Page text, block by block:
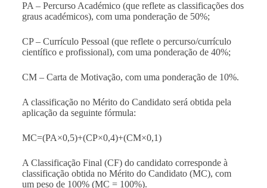
PA – Percurso Académico (que reflete as classificações dos
graus académicos), com uma ponderação de 50%;
CP – Currículo Pessoal (que reflete o percurso/currículo
científico e profissional), com uma ponderação de 40%;
CM – Carta de Motivação, com uma ponderação de 10%.
A classificação no Mérito do Candidato será obtida pela
aplicação da seguinte fórmula:
MC=(PA×0,5)+(CP×0,4)+(CM×0,1)
A Classificação Final (CF) do candidato corresponde à
classificação obtida no Mérito do Candidato (MC), com
um peso de 100% (MC = 100%).